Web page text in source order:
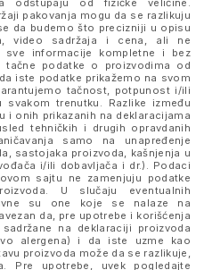
odstupaju od fizičke veličine.
pakovanja mogu da se razlikuju
da budemo što precizniji u opisu
video sadržaja i cena, ali ne
informacije kompletne i bez
tačne podatke o proizvodima od
iste podatke prikažemo na svom
tačnost, potpunost i/ili
trenutku. Razlike između
i onih prikazanih na deklaracijama
tehničkih i drugih opravdanih
samo na unapređenje
sastojaka proizvoda, kašnjenja u
i/ili dobavljača i dr.). Podaci
sajtu ne zamenjuju podatke
U slučaju eventualnih
su one koje se nalaze na
da, pre upotrebe i korišćenja
na deklaraciji proizvoda
alergena) i da iste uzme kao
proizvoda može da se razlikuje,
Pre upotrebe, uvek pogledajte